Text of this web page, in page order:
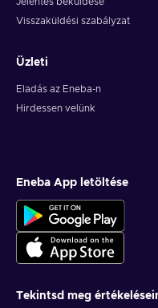
Visszaküldési szabályzat
Üzleti
Eladás az Eneba-n
Hirdessen velünk
Eneba App letöltése
Tekintsd meg